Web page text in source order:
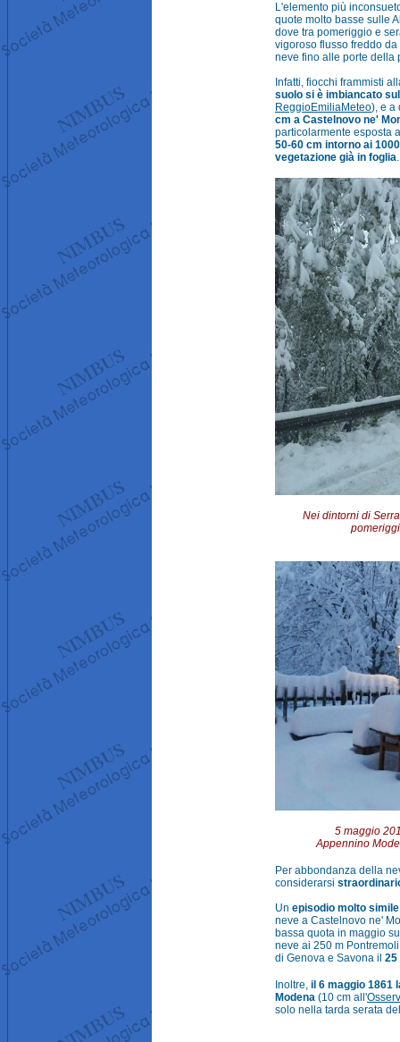
L'elemento più
quote molto basse sulle
dove tra pomeriggio e
vigoroso flusso freddo
neve fino alle porte della
Infatti, fiocchi frammisti
suolo si è imbiancato
ReggioEmiliaMeteo), e a
cm a Castelnovo ne'
particolarmente esposta
50-60 cm intorno ai
vegetazione già in foglia.
Nei dintorni di
5 maggio
Appennino
Per abbondanza della
considerarsi
Un episodio molto simile
neve a Castelnovo ne'
bassa quota in maggio
neve ai 250 m
di Genova e Savona il 25
Inoltre, il 6 maggio 1861
Modena (10 cm all'
solo nella tarda serata